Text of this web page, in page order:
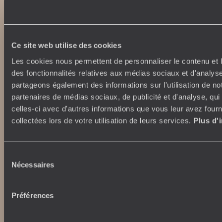
Ce site web utilise des cookies
Les cookies nous permettent de personnaliser le contenu et
des fonctionnalités relatives aux médias sociaux et
partageons également des informations sur l'utilisation de
partenaires de médias sociaux, de publicité et d'analyse,
celles-ci avec d'autres informations que vous leur avez
collectées lors de votre utilisation de leurs services. Plus
Nécessaires
Préférences
Abonnez-vous à notre newsletter
Lire notre politique de confidentialité
Nos engagements
100% carbone absorbé
Idées voyages